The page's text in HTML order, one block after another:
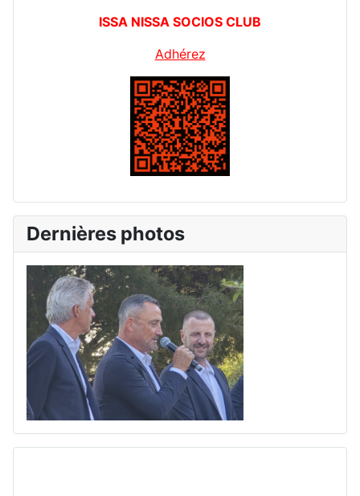
ISSA NISSA SOCIOS CLUB
Adhérez
Dernières photos